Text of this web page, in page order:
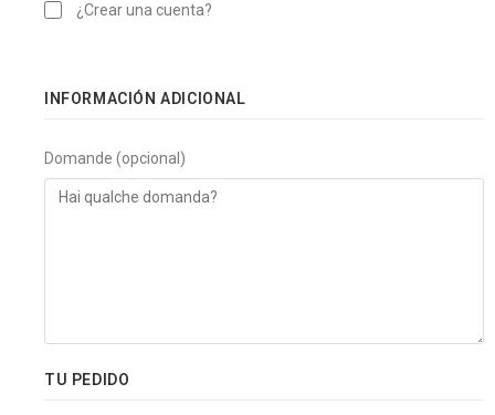
¿Crear una cuenta?
INFORMACIÓN ADICIONAL
Domande (opcional)
TU PEDIDO